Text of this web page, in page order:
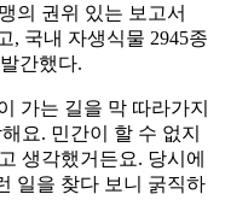
의 권위 있는 보고서
, 국내 자생식물 2945종
간했다.
가는 길을 막 따라가지
요. 민간이 할 수 없지
생각했거든요. 당시에
일을 찾다 보니 굵직하